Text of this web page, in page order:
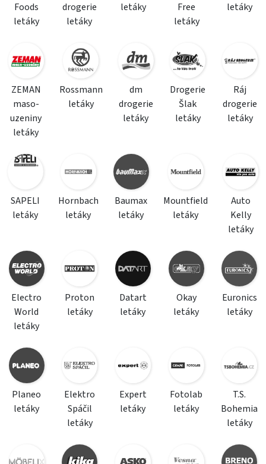
Foods
letáky
drogerie
letáky
letáky
Free
letáky
letáky
ZEMAN
maso-
uzeniny
letáky
Rossmann
letáky
dm
drogerie
letáky
Drogerie
Šlak
letáky
Ráj
drogerie
letáky
SAPELI
letáky
Hornbach
letáky
Baumax
letáky
Mountfield
letáky
Auto
Kelly
letáky
Electro
World
letáky
Proton
letáky
Datart
letáky
Okay
letáky
Euronics
letáky
Planeo
letáky
Elektro
Spáčil
letáky
Expert
letáky
Fotolab
letáky
T.S.
Bohemia
letáky